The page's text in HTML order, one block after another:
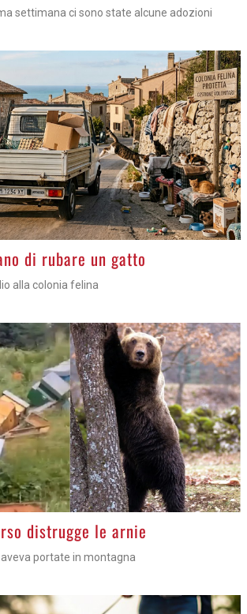
settimana ci sono state alcune adozioni
di rubare un gatto
alla colonia felina
distrugge le arnie
aveva portate in montagna